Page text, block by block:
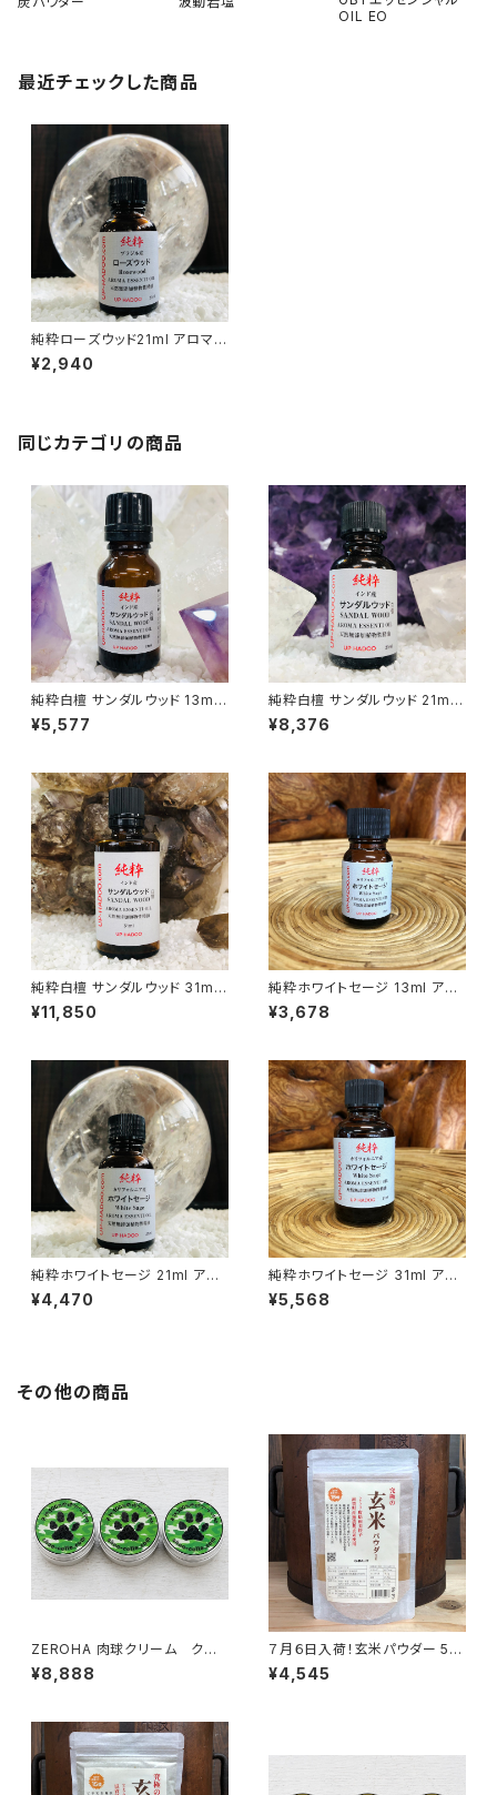
OIL EO
最近チェックした商品
純粋ローズウッド21ml アロマオ
イル
¥2,940
同じカテゴリの商品
純粋白檀 サンダルウッド 13ml
アロマオイル
¥5,577
純粋白檀 サンダルウッド 21ml
アロマオイル
¥8,376
純粋白檀 サンダルウッド 31ml
アロマオイル
¥11,850
純粋ホワイトセージ 13ml アロ
マオイル
¥3,678
純粋ホワイトセージ 21ml アロ
マオイル
¥4,470
純粋ホワイトセージ 31ml アロ
マオイル
¥5,568
その他の商品
ZEROHA 肉球クリーム クスノ
キの香りタイプ 犬猫用 約33
g×3個セット
¥8,888
７月６日入荷！玄米パウダー 50
0g
¥4,545